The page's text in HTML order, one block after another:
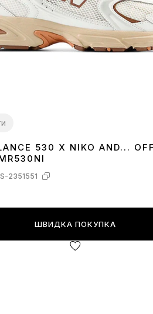
404142 4345
530 X NIKO AND...
S-2351551
ШВИДКА ПОКУПКА